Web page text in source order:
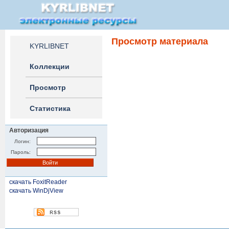
KYRLIBNET
Коллекции
Просмотр
Статистика
Авторизация
Логин:
Пароль:
скачать FoxitReader
скачать WinDjView
Просмотр материала